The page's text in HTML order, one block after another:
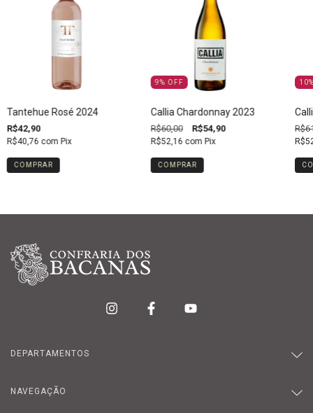
Tantehue Rosé 2024
R$42,90
R$40,76 com Pix
9% OFF
Callia Chardonnay 2023
R$60,00 R$54,90
R$52,16 com Pix
10
DEPARTAMENTOS
NAVEGAÇÃO